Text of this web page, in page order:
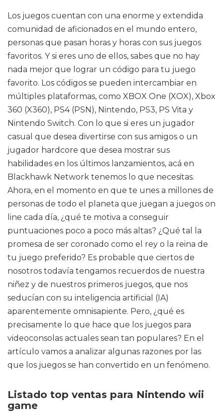
Los juegos cuentan con una enorme y extendida
comunidad de aficionados en el mundo entero,
personas que pasan horas y horas con sus juegos
favoritos. Y si eres uno de ellos, sabes que no hay
nada mejor que lograr un código para tu juego
favorito. Los códigos se pueden intercambiar en
múltiples plataformas, como XBOX One (XOX), Xbox
360 (X360), PS4 (PSN), Nintendo, PS3, PS Vita y
Nintendo Switch. Con lo que si eres un jugador
casual que desea divertirse con sus amigos o un
jugador hardcore que desea mostrar sus
habilidades en los últimos lanzamientos, acá en
Blackhawk Network tenemos lo que necesitas.
Ahora, en el momento en que te unes a millones de
personas de todo el planeta que juegan a juegos on
line cada día, ¿qué te motiva a conseguir
puntuaciones poco a poco más altas? ¿Qué tal la
promesa de ser coronado como el rey o la reina de
tu juego preferido? Es probable que ciertos de
nosotros todavía tengamos recuerdos de nuestra
niñez y de nuestros primeros juegos, que nos
seducían con su inteligencia artificial (IA)
aparentemente omnisapiente. Pero, ¿qué es
precisamente lo que hace que los juegos para
videoconsolas actuales sean tan populares? En el
artículo vamos a analizar algunas razones por las
que los juegos se han convertido en un fenómeno.
Listado top ventas para Nintendo wii
game